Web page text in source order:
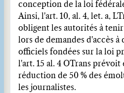
conception de la loi
Ainsi, l'art. 10, al. 4, let. a,
obligent les autorités à
lors de demandes d'accès à
officiels fondées sur la loi
l'art. 15 al. 4 OTrans
réduction de 50 % des
les journalistes.